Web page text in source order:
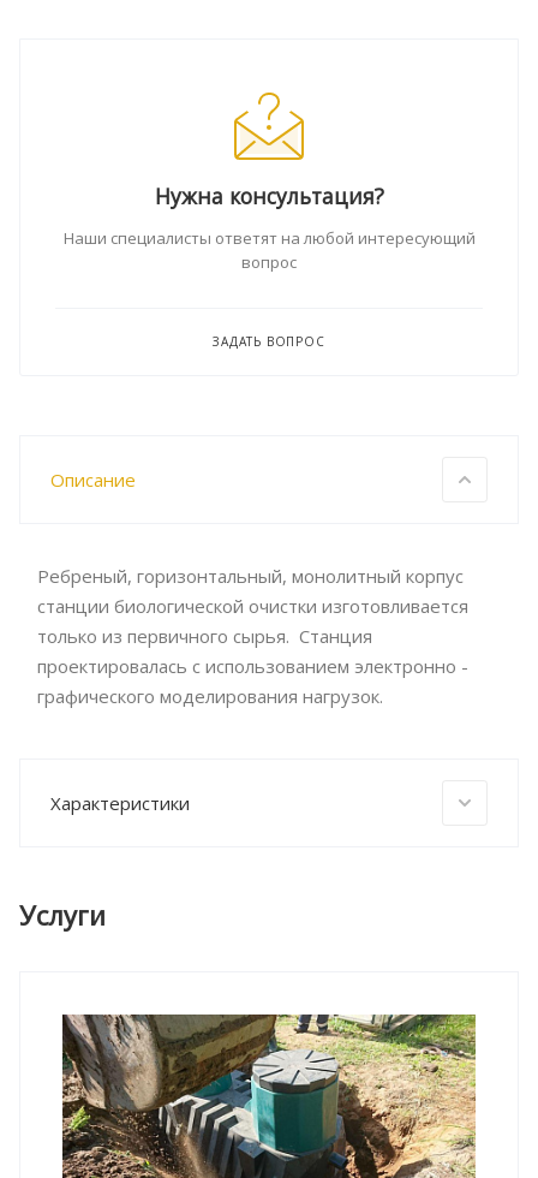
Нужна консультация?
Наши специалисты ответят на любой интересующий
вопрос
ЗАДАТЬ ВОПРОС
Описание
Ребреный, горизонтальный, монолитный корпус
станции биологической очистки изготовливается
только из первичного сырья. Станция
проектировалась с использованием электронно -
графического моделирования нагрузок.
Характеристики
Услуги